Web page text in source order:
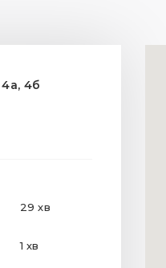
4б
29 хв
1 хв